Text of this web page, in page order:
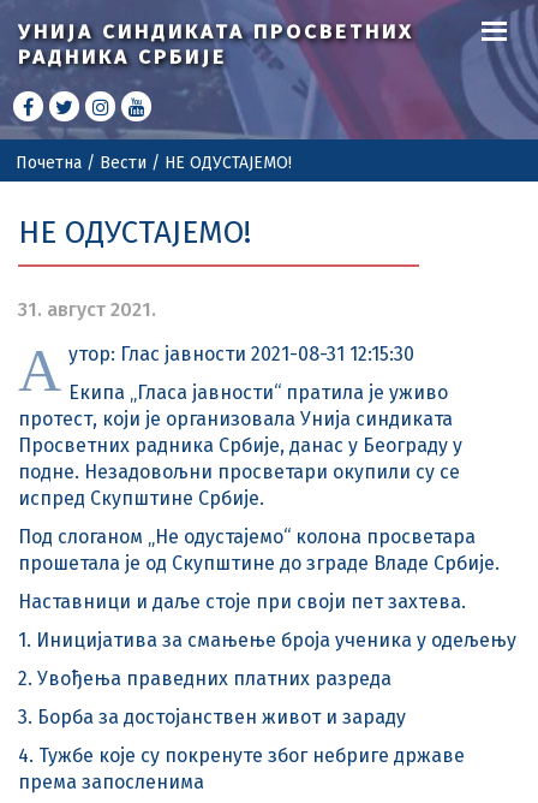
УНИЈА СИНДИКАТАПРОСВЕТНИХ
РАДНИКА СРБИЈЕ
Почетна / Вести / НЕ ОДУСТАЈЕМО!
НЕ ОДУСТАЈЕМО!
31. август 2021.
А утор: Глас јавности 2021-08-31 12:15:30
Екипа „Гласа јавности“ пратила је уживо
протест, који је организовала Унија синдиката
Просветних радника Србије, данас у Београду у
подне. Незадовољни просветари окупили су се
испред Скупштине Србије.
Под слоганом „Не одустајемо“ колона просветара
прошетала је од Скупштине до зграде Владе Србије.
Наставници и даље стоје при своји пет захтева.
1. Иницијатива за смањење броја ученика у одељењу
2. Увођења праведних платних разреда
3. Борба за достојанствен живот и зараду
4. Тужбе које су покренуте због небриге државе
према запосленима